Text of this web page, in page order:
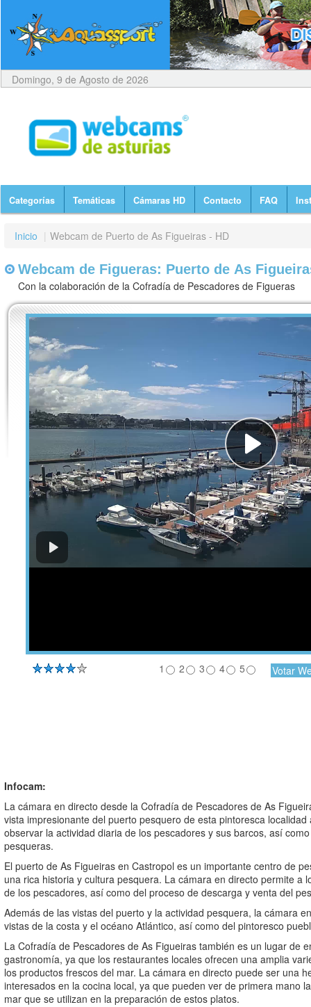
Domingo, 9 de Agosto de 2026
Categorías Temáticas Cámaras HD Contacto FAQ
Inicio | Webcam de Puerto de As Figueiras - HD
Webcam de Figueras: Puerto de As
Con la colaboración de la Cofradía de Pescadores de Figueras
1 2 3 4 5
Infocam:
La cámara en directo desde la Cofradía de Pescadores de As
vista impresionante del puerto pesquero de esta pintoresca
observar la actividad diaria de los pescadores y sus barcos, así
pesqueras.
El puerto de As Figueiras en Castropol es un importante centro de
una rica historia y cultura pesquera. La cámara en directo permite a
de los pescadores, así como del proceso de descarga y venta del
Además de las vistas del puerto y la actividad pesquera, la cámara
vistas de la costa y el océano Atlántico, así como del pintoresco
La Cofradía de Pescadores de As Figueiras también es un lugar de
gastronomía, ya que los restaurantes locales ofrecen una amplia
los productos frescos del mar. La cámara en directo puede ser una
interesados en la cocina local, ya que pueden ver de primera mano
mar que se utilizan en la preparación de estos platos.